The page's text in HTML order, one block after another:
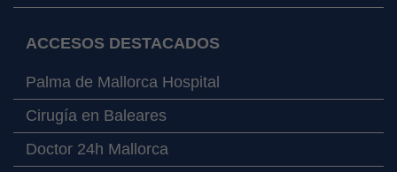
ACCESOS DESTACADOS
Palma de Mallorca Hospital
Cirugía en Baleares
Doctor 24h Mallorca